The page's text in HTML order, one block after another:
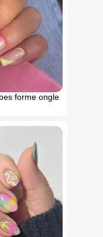
forme ongle